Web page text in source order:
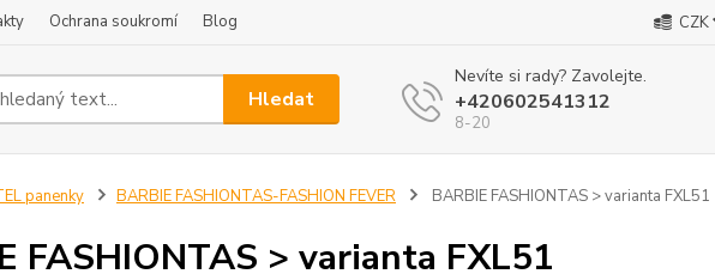
Ochrana soukromí Blog CZK
Hledat
Nevíte si rady? Zavolejte.
+420602541312
8-20
panenky BARBIE FASHIONTAS-FASHION FEVER BARBIE FASHIONTAS > varianta FXL51
FASHIONTAS > varianta FXL51